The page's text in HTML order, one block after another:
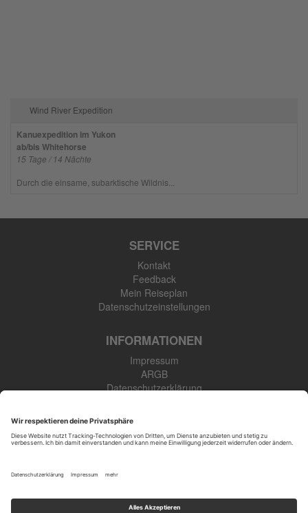
Wind River Expedition
Kanuexpedition im Yukon
ab/bis Whitehorse
15 Tage / 14 Nächte
Durch die einsame, subarktische Wildnis...
SERVICE
Kontakt
Feedback
Mein Reiseplan
Datenschutzeinstellungen
INFORMATIONEN
Impressum
ARGB
Datenschutzerklärung
48308 Senden-Bösensell